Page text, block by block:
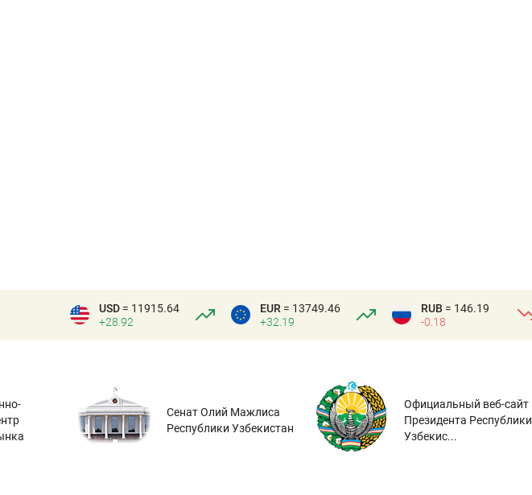
USD = 11915.64
+28.92
EUR = 13749.46
+32.19
RUB = 146.19
-0.18
Сенат Олий Мажлиса
Республики Узбекистан
Официальный веб-сайт
Президента Республики
Узбекис...